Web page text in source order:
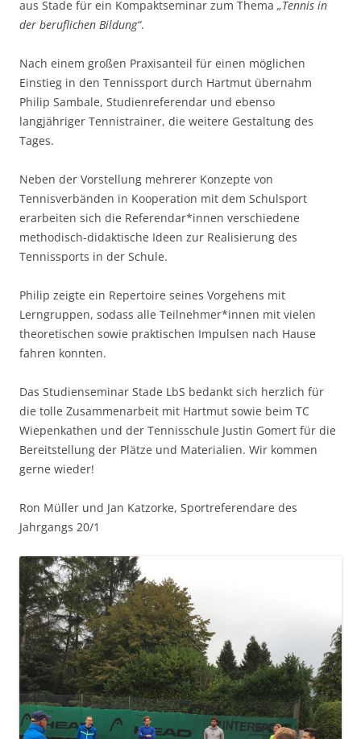
aus Stade für ein Kompaktseminar zum Thema „Tennis in
der beruflichen Bildung“.
Nach einem großen Praxisanteil für einen möglichen
Einstieg in den Tennissport durch Hartmut übernahm
Philip Sambale, Studienreferendar und ebenso
langjähriger Tennistrainer, die weitere Gestaltung des
Tages.
Neben der Vorstellung mehrerer Konzepte von
Tennisverbänden in Kooperation mit dem Schulsport
erarbeiten sich die Referendar*innen verschiedene
methodisch-didaktische Ideen zur Realisierung des
Tennissports in der Schule.
Philip zeigte ein Repertoire seines Vorgehens mit
Lerngruppen, sodass alle Teilnehmer*innen mit vielen
theoretischen sowie praktischen Impulsen nach Hause
fahren konnten.
Das Studienseminar Stade LbS bedankt sich herzlich für
die tolle Zusammenarbeit mit Hartmut sowie beim TC
Wiepenkathen und der Tennisschule Justin Gomert für die
Bereitstellung der Plätze und Materialien. Wir kommen
gerne wieder!
Ron Müller und Jan Katzorke, Sportreferendare des
Jahrgangs 20/1